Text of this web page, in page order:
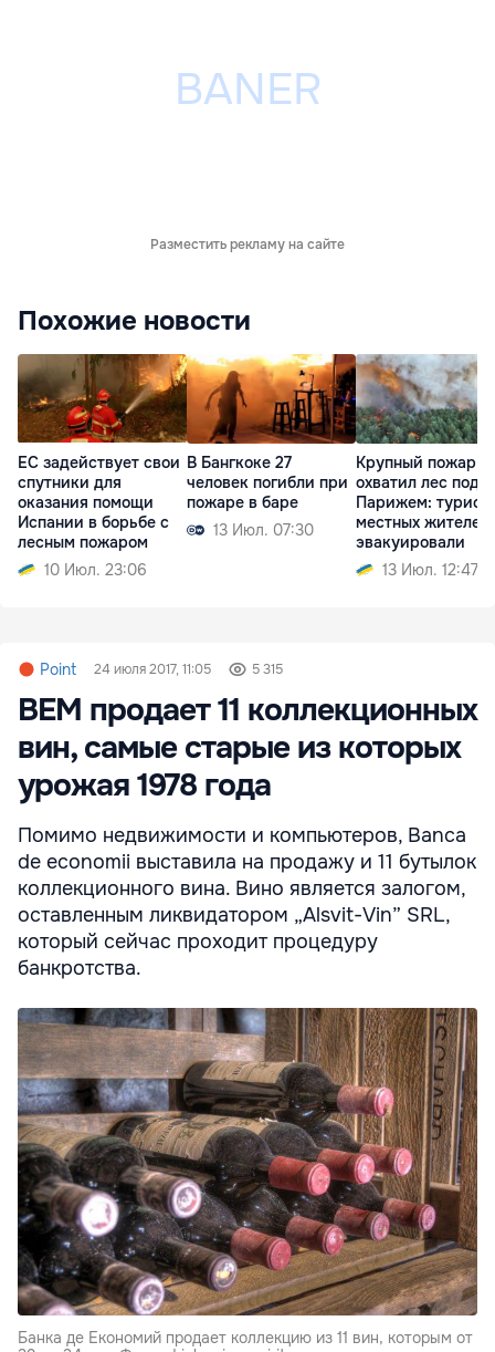
Разместить рекламу на сайте
Похожие новости
ЕС задействует свои
спутники для
оказания помощи
Испании в борьбе с
лесным пожаром
10 Июл. 23:06
В Бангкоке 27
человек погибли при
пожаре в баре
13 Июл. 07:30
Крупный пожар
охватил лес под
Парижем:
местных жителей
эвакуировали
13 Июл. 12:47
Point 24 июля 2017, 11:05 5 315
BEM продает 11 коллекционных
вин, самые старые из которых
урожая 1978 года
Помимо недвижимости и компьютеров, Banca
de economii выставила на продажу и 11 бутылок
коллекционного вина. Вино является залогом,
оставленным ликвидатором „Alsvit-Vin” SRL,
который сейчас проходит процедуру
банкротства.
Банка де Економий продает коллекцию из 11 вин, которым от